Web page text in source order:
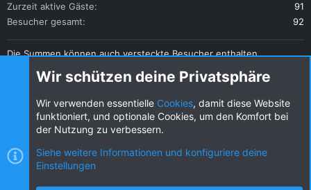
Zurzeit aktive Gäste
91
Besucher gesamt
92
Die Summen können auch versteckte Besucher enthalten.
Diese Seite teilen
Wir schützen deine Privatsphäre
Wir verwenden essentielle Cookies, damit diese Website
funktioniert, und optionale Cookies, um den Komfort bei
der Nutzung zu verbessern.
Siehe weitere Informationen und konfiguriere deine
Einstellungen